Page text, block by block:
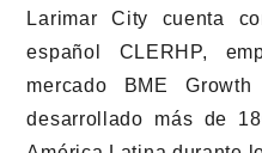
Larimar City cuenta
español CLERHP,
mercado BME
desarrollado más de